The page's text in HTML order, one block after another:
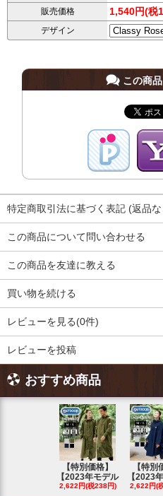
販売価格 1,540円(税
デザイン
この商
特定商取引法に基づく表記 (返品
この商品について問い合わせる
この商品を友達に教える
買い物を続ける
レビューを見る(0件)
レビューを投稿
おすすめ商品
【特別価格】
【2023年モデル
2,622円(税238円)
【特別
【2023
2,622円(